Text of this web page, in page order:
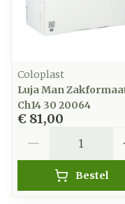
Coloplast
Luja Man
Ch14 30 20064
€ 81,00
Bestel